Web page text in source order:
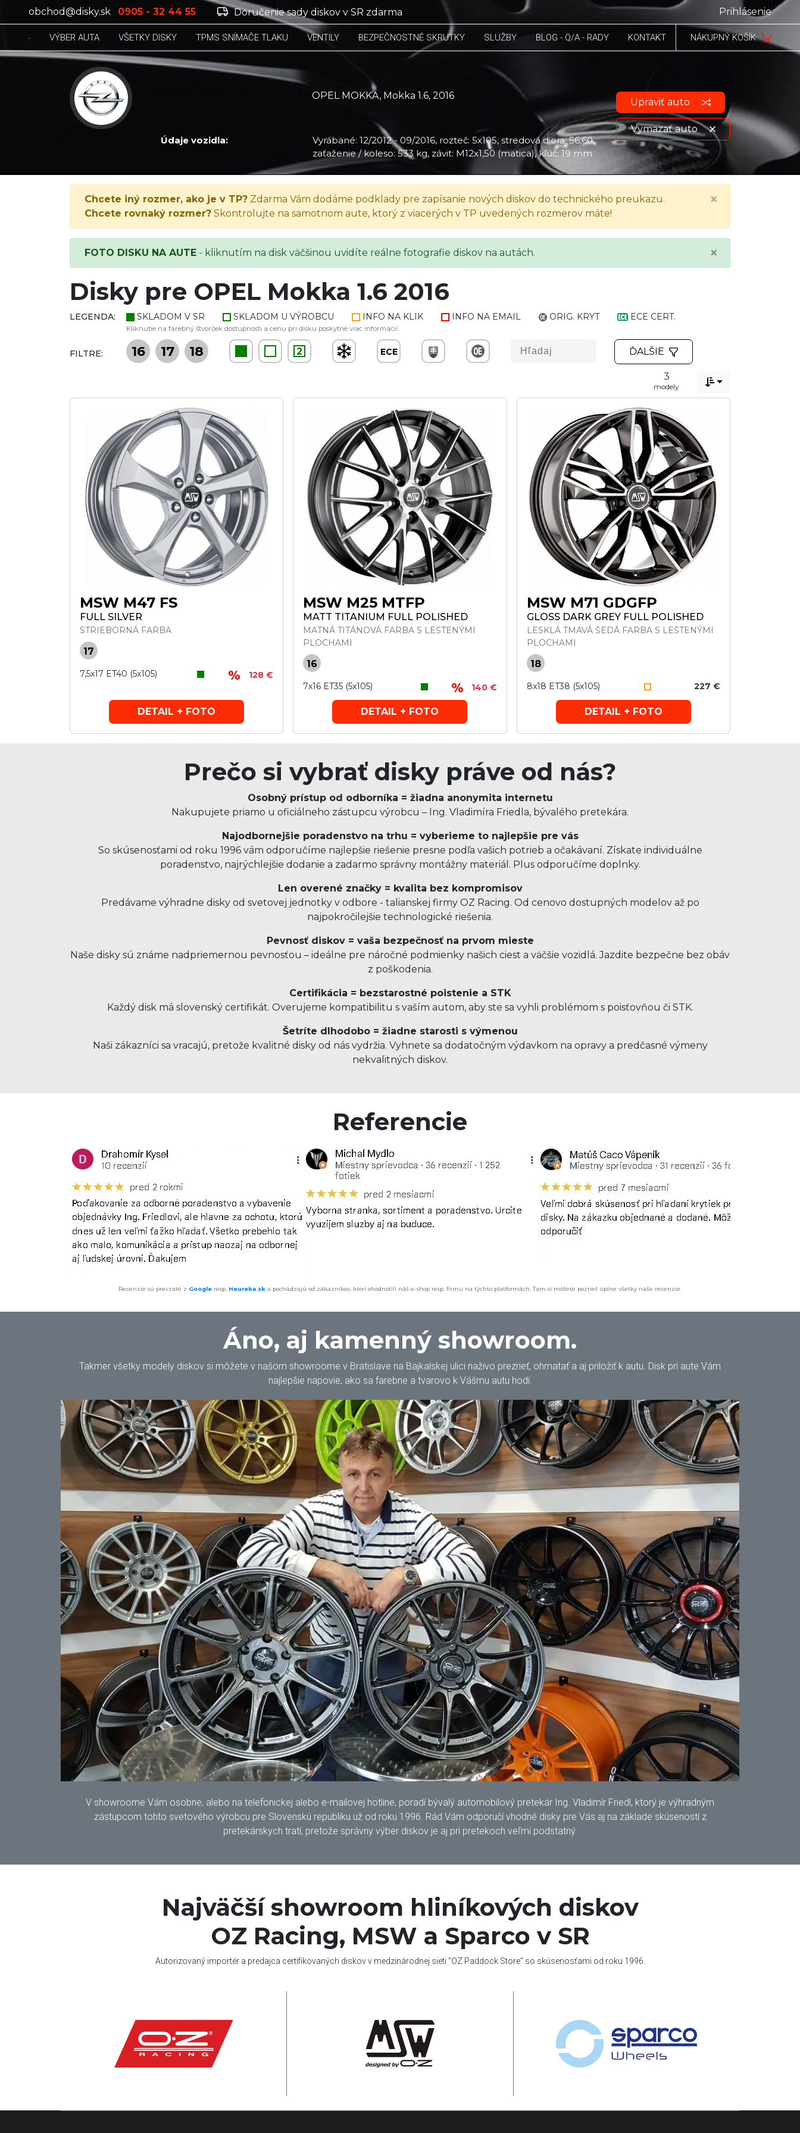
obchod@disky.sk 0905 - 32 44 55 Doručenie sady diskov v SR zdarma Prihlásenie
VÝBER AUTA VŠETKY DISKY TPMS SNÍMAČE TLAKU VENTILY BEZPEČNOSTNÉ SKRUTKY SLUŽBY BLOG - Q/A - RADY KONTAKT NÁKUPNÝ KOŠÍK
OPEL MOKKA, Mokka 1.6, 2016
Údaje vozidla:
Vyrábané: 12/2012 - 09/2016, rozteč: 5x105, stredová diera: 56,60,
zaťaženie / koleso: 533 kg, závit: M12x1,50 (matica), kľúč: 19 mm
Upraviť auto
Vymazať auto
OPEL MOKKA, Mokka 1.6, 2016
Zobraziť údaje o vozidle
Chcete iný rozmer, ako je v TP? Zdarma Vám dodáme podklady pre zapísanie nových diskov do technického preukazu.
Chcete rovnaký rozmer? Skontrolujte na samotnom aute, ktorý z viacerých v TP uvedených rozmerov máte!
×
FOTO DISKU NA AUTE - kliknutím na disk väčšinou uvidíte reálne fotografie diskov na autách. ×
Disky pre OPEL Mokka 1.6 2016
LEGENDA: SKLADOM V SR SKLADOM U VÝROBCU INFO NA KLIK INFO NA EMAIL ORIG. KRYT ECE CERT.
Kliknutie na farebný štvorček dostupnosti a cenu pri disku poskytne viac informácií.
FILTRE: 16 17 18 2 ECE ĎALŠIE
3
modely 
MSW M47 FS
FULL SILVER
STRIEBORNÁ FARBA
17
7,5x17 ET40 (5x105) 128 €
DETAIL + FOTO
MSW M25 MTFP
MATT TITANIUM FULL POLISHED
MATNÁ TITÁNOVÁ FARBA S LEŠTENÝMI
PLOCHAMI
16
7x16 ET35 (5x105) 140 €
DETAIL + FOTO
MSW M71 GDGFP
GLOSS DARK GREY FULL POLISHED
LESKLÁ TMAVÁ ŠEDÁ FARBA S LEŠTENÝMI
PLOCHAMI
18
8x18 ET38 (5x105) 227 €
DETAIL + FOTO
Prečo si vybrať disky práve od nás?
Osobný prístup od odborníka = žiadna anonymita internetu
Nakupujete priamo u oficiálneho zástupcu výrobcu – Ing. Vladimíra Friedla, bývalého pretekára.
Najodbornejšie poradenstvo na trhu = vyberieme to najlepšie pre vás
So skúsenosťami od roku 1996 vám odporučíme najlepšie riešenie presne podľa vašich potrieb a očakávaní. Získate individuálne
poradenstvo, najrýchlejšie dodanie a zadarmo správny montážny materiál. Plus odporučíme doplnky.
Len overené značky = kvalita bez kompromisov
Predávame výhradne disky od svetovej jednotky v odbore - talianskej firmy OZ Racing. Od cenovo dostupných modelov až po
najpokročilejšie technologické riešenia.
Pevnosť diskov = vaša bezpečnosť na prvom mieste
Naše disky sú známe nadpriemernou pevnosťou – ideálne pre náročné podmienky našich ciest a väčšie vozidlá. Jazdite bezpečne bez obáv
z poškodenia.
Certifikácia = bezstarostné poistenie a STK
Každý disk má slovenský certifikát. Overujeme kompatibilitu s vaším autom, aby ste sa vyhli problémom s poisťovňou či STK.
Šetríte dlhodobo = žiadne starosti s výmenou
Naši zákazníci sa vracajú, pretože kvalitné disky od nás vydržia. Vyhnete sa dodatočným výdavkom na opravy a predčasné výmeny
nekvalitných diskov.
Referencie
Recenzie sú prevzaté z Google resp. Heureka.sk a pochádzajú od zákazníkov, ktorí ohodnotili náš e-shop resp. firmu na týchto platformách. Tam si môžete pozrieť úplne všetky naše recenzie.
Áno, aj kamenný showroom.
Takmer všetky modely diskov si môžete v našom showroome v Bratislave na Bajkalskej ulici naživo prezrieť, ohmatať a aj priložiť k autu. Disk pri aute Vám
najlepšie napovie, ako sa farebne a tvarovo k Vášmu autu hodí.
V showroome Vám osobne, alebo na telefonickej alebo e-mailovej hotline, poradí bývalý automobilový pretekár Ing. Vladimír Friedl, ktorý je výhradným
zástupcom tohto svetového výrobcu pre Slovenskú republiku už od roku 1996. Rád Vám odporučí vhodné disky pre Vás aj na základe skúseností z
pretekárskych tratí, pretože správny výber diskov je aj pri pretekoch veľmi podstatný.
Najväčší showroom hliníkových diskov
OZ Racing, MSW a Sparco v SR
Autorizovaný importér a predajca certifikovaných diskov v medzinárodnej sieti "OZ Paddock Store" so skúsenosťami od roku 1996.